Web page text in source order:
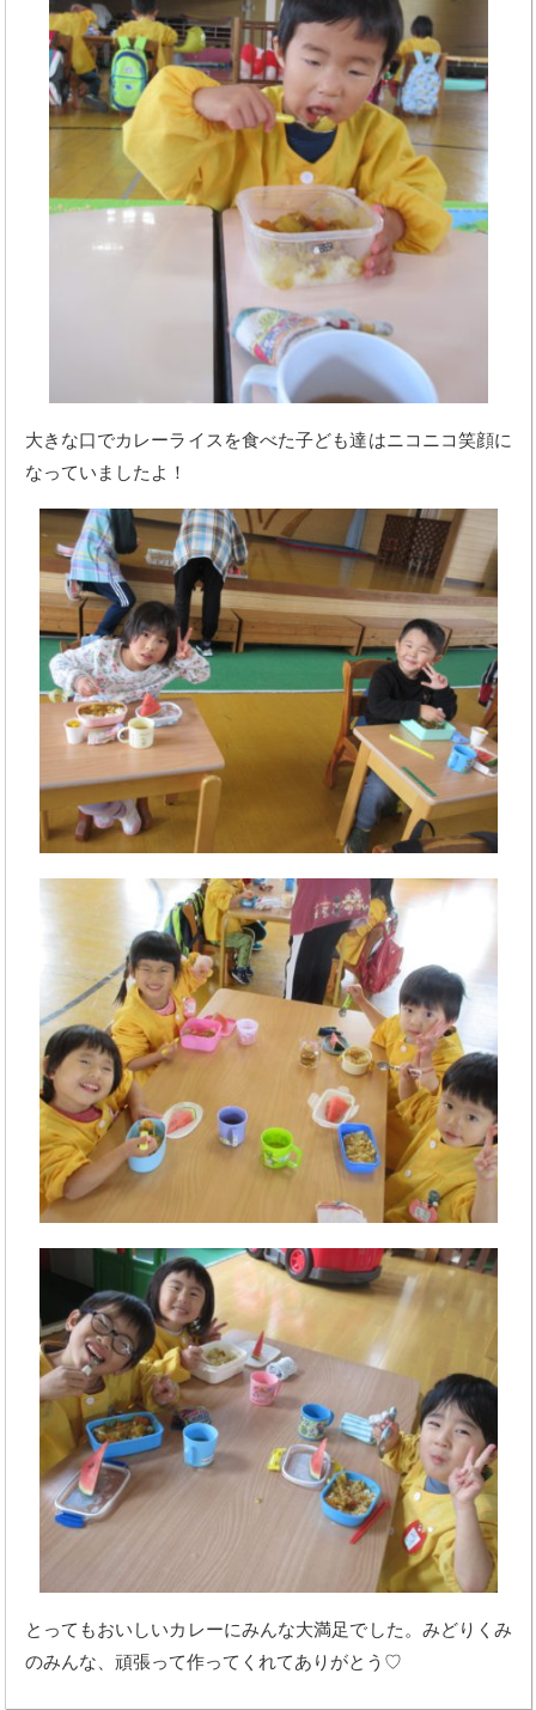
大きな口でカレーライスを食べた子ども達はニコニコ笑顔に
なっていましたよ！
とってもおいしいカレーにみんな大満足でした。みどりくみ
のみんな、頑張って作ってくれてありがとう♡